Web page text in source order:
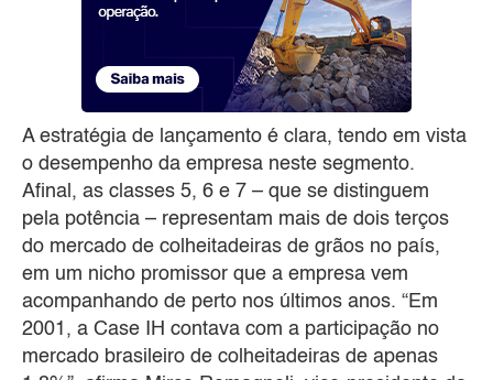
A estratégia de lançamento é clara, tendo em vista
o desempenho da empresa neste segmento.
Afinal, as classes 5, 6 e 7 – que se distinguem
pela potência – representam mais de dois terços
do mercado de colheitadeiras de grãos no país,
em um nicho promissor que a empresa vem
acompanhando de perto nos últimos anos. “Em
2001, a Case IH contava com a participação no
mercado brasileiro de colheitadeiras de apenas